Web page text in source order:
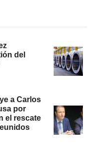
del
a Carlos
por
el rescate